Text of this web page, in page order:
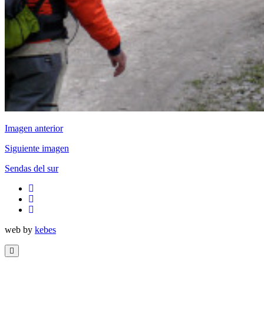
Imagen anterior
Siguiente imagen
Sendas del sur
web by kebes